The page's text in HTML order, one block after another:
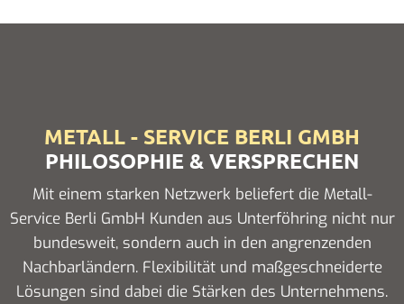
METALL - SERVICE BERLI GMBH
PHILOSOPHIE & VERSPRECHEN
Mit einem starken Netzwerk beliefert die Metall-
Service Berli GmbH Kunden aus Unterföhring nicht nur
bundesweit, sondern auch in den angrenzenden
Nachbarländern. Flexibilität und maßgeschneiderte
Lösungen sind dabei die Stärken des Unternehmens.